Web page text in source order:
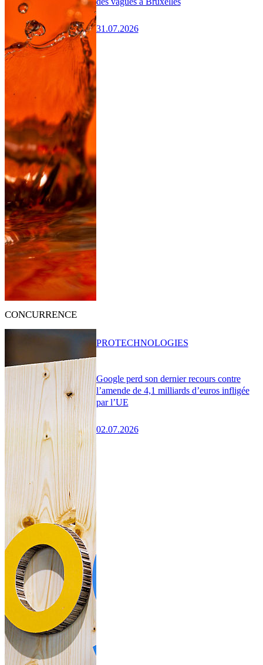
31.07.2026
CONCURRENCE
Google perd son dernier recours contre
l’amende de 4,1 milliards d’euros infligée
par l’UE
02.07.2026
PROTECHNOLOGIES